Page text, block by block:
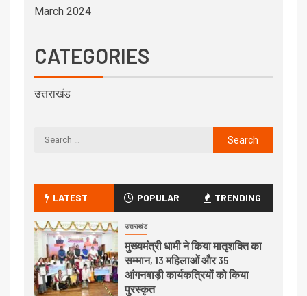
March 2024
CATEGORIES
उत्तराखंड
LATEST POPULAR TRENDING
उत्तराखंड
मुख्यमंत्री धामी ने किया मातृशक्ति का
सम्मान, 13 महिलाओं और 35
आंगनबाड़ी कार्यकत्रियों को किया
पुरस्कृत